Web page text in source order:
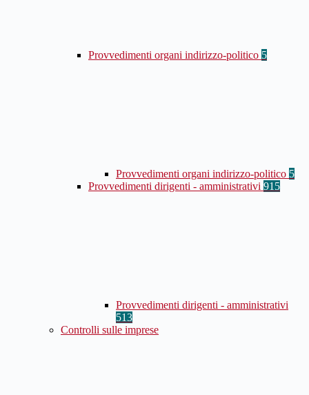
Provvedimenti organi indirizzo-politico 5
Provvedimenti organi indirizzo-politico 5
Provvedimenti dirigenti - amministrativi 915
Provvedimenti dirigenti - amministrativi
513
Controlli sulle imprese